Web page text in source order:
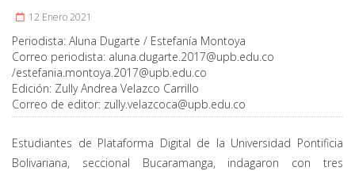
12 Enero 2021
Periodista: Aluna Dugarte / Estefanía Montoya
Correo periodista: aluna.dugarte.2017@upb.edu.co
/estefania.montoya.2017@upb.edu.co
Edición: Zully Andrea Velazco Carrillo
Correo de editor: zully.velazcoca@upb.edu.co
Estudiantes de Plataforma Digital de la Universidad Pontificia
Bolivariana, seccional Bucaramanga, indagaron con tres